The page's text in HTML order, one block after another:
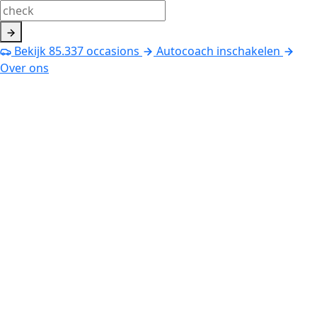
Bekijk85.337occasions
Autocoach inschakelen
Over ons